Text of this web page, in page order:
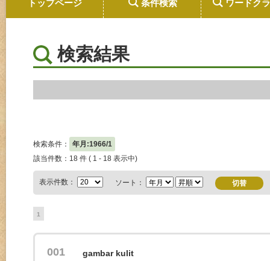
トップページ 条件検索 ワードク
検索結果
検索条件：
年月:1966/1
該当件数：18 件 ( 1 - 18 表示中)
表示件数： ソート：
1
001
gambar kulit